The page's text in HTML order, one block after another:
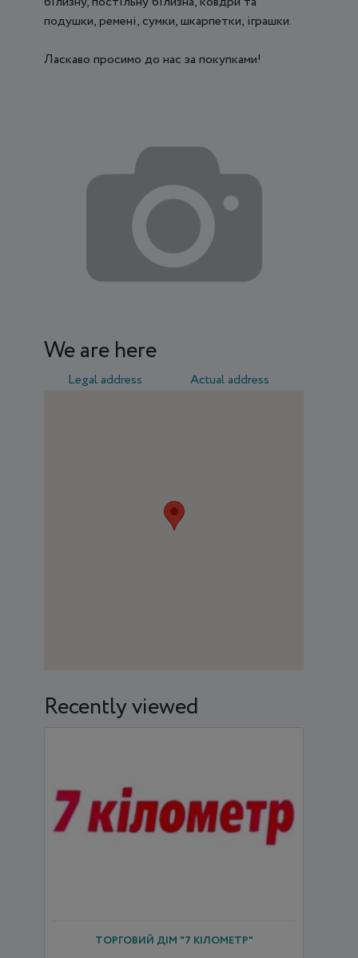
подушки, ремені, сумки, шкарпетки, іграшки.
Ласкаво просимо до нас за покупками!
We are here
Legal address Actual address
Recently viewed
ТОРГОВИЙ ДІМ "7 КІЛОМЕТР"